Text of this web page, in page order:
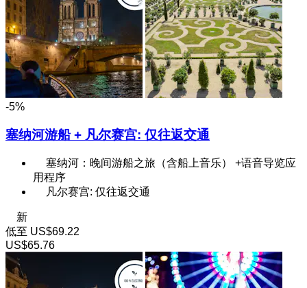
-5%
塞纳河游船 + 凡尔赛宫: 仅往返交通
塞纳河：晚间游船之旅（含船上音乐） +语音导览应
用程序
凡尔赛宫: 仅往返交通
新
低至 US$69.22
US$65.76